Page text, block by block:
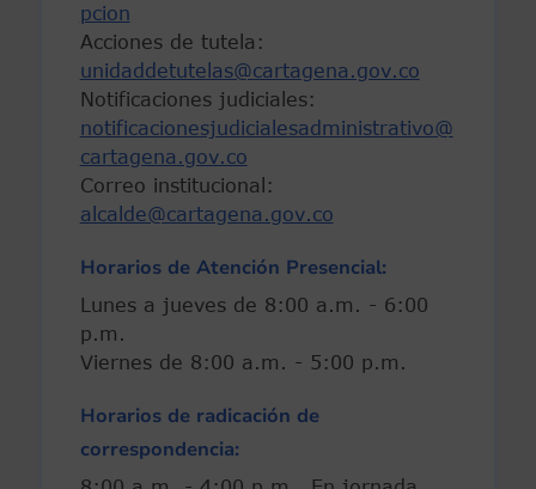
pcion
Acciones de tutela:
unidaddetutelas@cartagena.gov.co
Notificaciones judiciales:
notificacionesjudicialesadministrativo@
cartagena.gov.co
Correo institucional:
alcalde@cartagena.gov.co
Horarios de Atención Presencial:
Lunes a jueves de 8:00 a.m. - 6:00
p.m.
Viernes de 8:00 a.m. - 5:00 p.m.
Horarios de radicación de
correspondencia: